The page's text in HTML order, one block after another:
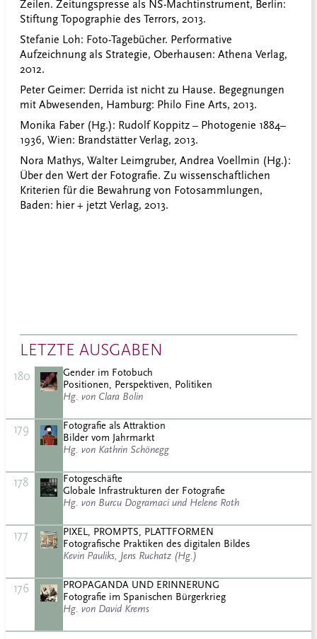
Zeilen. Zeitungspresse als NS-Machtinstrument, Berlin:
Stiftung Topographie des Terrors, 2013.
Stefanie Loh: Foto-Tagebücher. Performative
Aufzeichnung als Strategie, Oberhausen: Athena Verlag,
2012.
Peter Geimer: Derrida ist nicht zu Hause. Begegnungen
mit Abwesenden, Hamburg: Philo Fine Arts, 2013.
Monika Faber (Hg.): Rudolf Koppitz – Photogenie 1884–
1936, Wien: Brandstätter Verlag, 2013.
Nora Mathys, Walter Leimgruber, Andrea Voellmin (Hg.):
Über den Wert der Fotografie. Zu wissenschaftlichen
Kriterien für die Bewahrung von Fotosammlungen,
Baden: hier + jetzt Verlag, 2013.
LETZTE AUSGABEN
180
Gender im Fotobuch
Positionen, Perspektiven, Politiken
Hg. von Clara Bolin
179
Fotografie als Attraktion
Bilder vom Jahrmarkt
Hg. von Kathrin Schönegg
178
Fotogeschäfte
Globale Infrastrukturen der Fotografie
Hg. von Burcu Dogramaci und Helene Roth
177
PIXEL, PROMPTS, PLATTFORMEN
Fotografische Praktiken des digitalen Bildes
Kevin Pauliks, Jens Ruchatz (Hg.)
176
PROPAGANDA UND ERINNERUNG
Fotografie im Spanischen Bürgerkrieg
Hg. von David Krems